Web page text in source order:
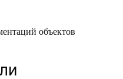
объектов